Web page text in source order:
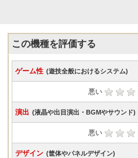
この機種を評価する
ゲーム性 (遊技全般におけるシステム)
悪い
演出 (液晶や出目演出・BGMやサウンド)
悪い
デザイン (筐体やパネルデザイン)